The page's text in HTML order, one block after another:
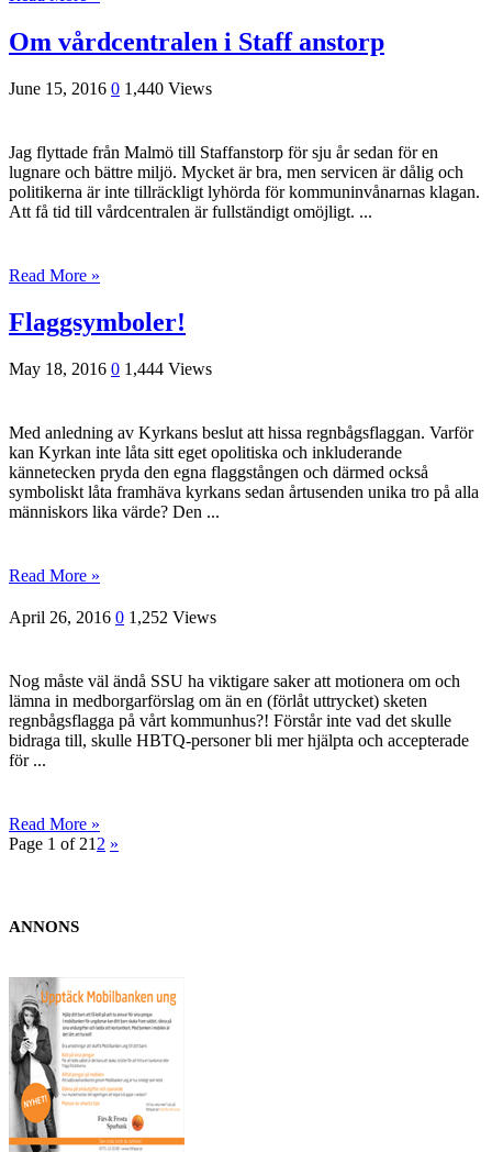
Om vårdcentralen i Staff anstorp
June 15, 2016 0 1,440 Views
Jag flyttade från Malmö till Staffanstorp för sju år sedan för en
lugnare och bättre miljö. Mycket är bra, men servicen är dålig och
politikerna är inte tillräckligt lyhörda för kommuninvånarnas klagan.
Att få tid till vårdcentralen är fullständigt omöjligt. ...
Read More »
Flaggsymboler!
May 18, 2016 0 1,444 Views
Med anledning av Kyrkans beslut att hissa regnbågsflaggan. Varför
kan Kyrkan inte låta sitt eget opolitiska och inkluderande
kännetecken pryda den egna flaggstången och därmed också
symboliskt låta framhäva kyrkans sedan årtusenden unika tro på alla
människors lika värde? Den ...
Read More »
April 26, 2016 0 1,252 Views
Nog måste väl ändå SSU ha viktigare saker att motionera om och
lämna in medborgarförslag om än en (förlåt uttrycket) sketen
regnbågsflagga på vårt kommunhus?! Förstår inte vad det skulle
bidraga till, skulle HBTQ-personer bli mer hjälpta och accepterade
för ...
Read More »
Page 1 of 21 2 »
ANNONS